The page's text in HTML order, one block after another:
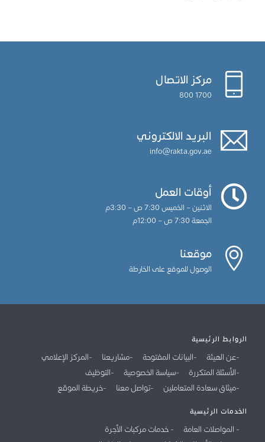
مركز الاتصال
1700 800
البريد الالكتروني
info@rakta.gov.ae
أوقات العمل
الاثنين – الخميس 7:30 ص – 3:30م
الجمعة 7:30 ص – 12:00م
موقعنا
الوصول للموقع على الخارطة
الروابط الرئيسية
عن الهيئة البيانات المفتوحة مشاريعنا
المركز الإعلامي
الأسئلة المتكررة
سياسة الخصوصية
التوظيف
ميثاق سعادة المتعاملين
تواصل معنا خريطة الموقع
الخدمات الرئيسية
المواصلات العامة
خدمات مركبات الأجرة